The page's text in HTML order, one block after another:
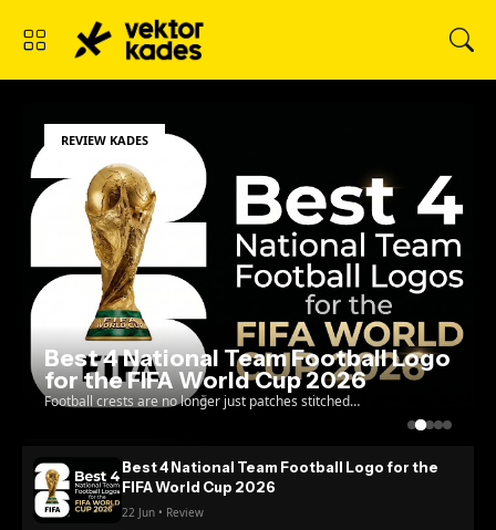
REVIEW KADES
Best 4 National Team Football Logo
for the FIFA World Cup 2026
Football crests are no longer just patches stitched
Best 4 National Team Football Logo for the
FIFA World Cup 2026
22 Jun • Review